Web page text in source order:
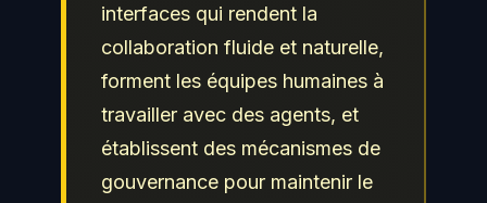
interfaces qui rendent la
collaboration fluide et naturelle,
forment les équipes humaines à
travailler avec des agents, et
établissent des mécanismes de
gouvernance pour maintenir le